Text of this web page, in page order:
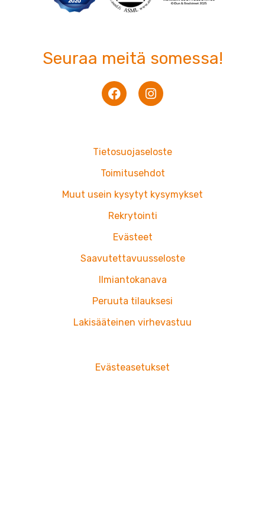
Seuraa meitä somessa!
F
a
o
k
I
n
g
a
Tietosuojaseloste
Toimitusehdot
Muut usein kysytyt kysymykset
Rekrytointi
Evästeet
Saavutettavuusseloste
Ilmiantokanava
Peruuta tilauksesi
Lakisääteinen virhevastuu
Evästeasetukset